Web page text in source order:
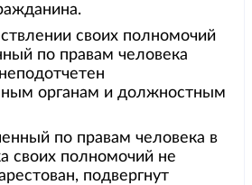
своих полномочий
по правам человека
органам и должностным
по правам человека в
своих полномочий не
подвергнут